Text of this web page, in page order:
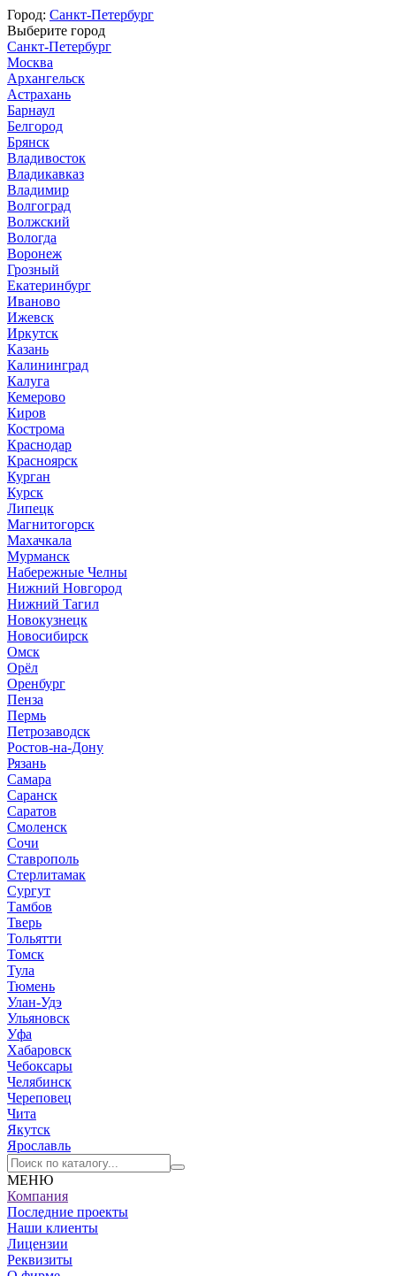
Город: Санкт-Петербург
Выберите город
Санкт-Петербург
Москва
Архангельск
Астрахань
Барнаул
Белгород
Брянск
Владивосток
Владикавказ
Владимир
Волгоград
Волжский
Вологда
Воронеж
Грозный
Екатеринбург
Иваново
Ижевск
Иркутск
Казань
Калининград
Калуга
Кемерово
Киров
Кострома
Краснодар
Красноярск
Курган
Курск
Липецк
Магнитогорск
Махачкала
Мурманск
Набережные Челны
Нижний Новгород
Нижний Тагил
Новокузнецк
Новосибирск
Омск
Орёл
Оренбург
Пенза
Пермь
Петрозаводск
Ростов-на-Дону
Рязань
Самара
Саранск
Саратов
Смоленск
Сочи
Ставрополь
Стерлитамак
Сургут
Тамбов
Тверь
Тольятти
Томск
Тула
Тюмень
Улан-Удэ
Ульяновск
Уфа
Хабаровск
Чебоксары
Челябинск
Череповец
Чита
Якутск
Ярославль
МЕНЮ
Компания
Последние проекты
Наши клиенты
Лицензии
Реквизиты